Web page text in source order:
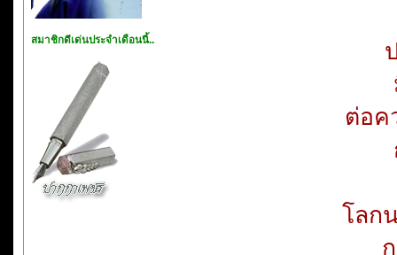
สมาชิกดีเด่นประจำเดือนนี้..
ต่อค
โลก